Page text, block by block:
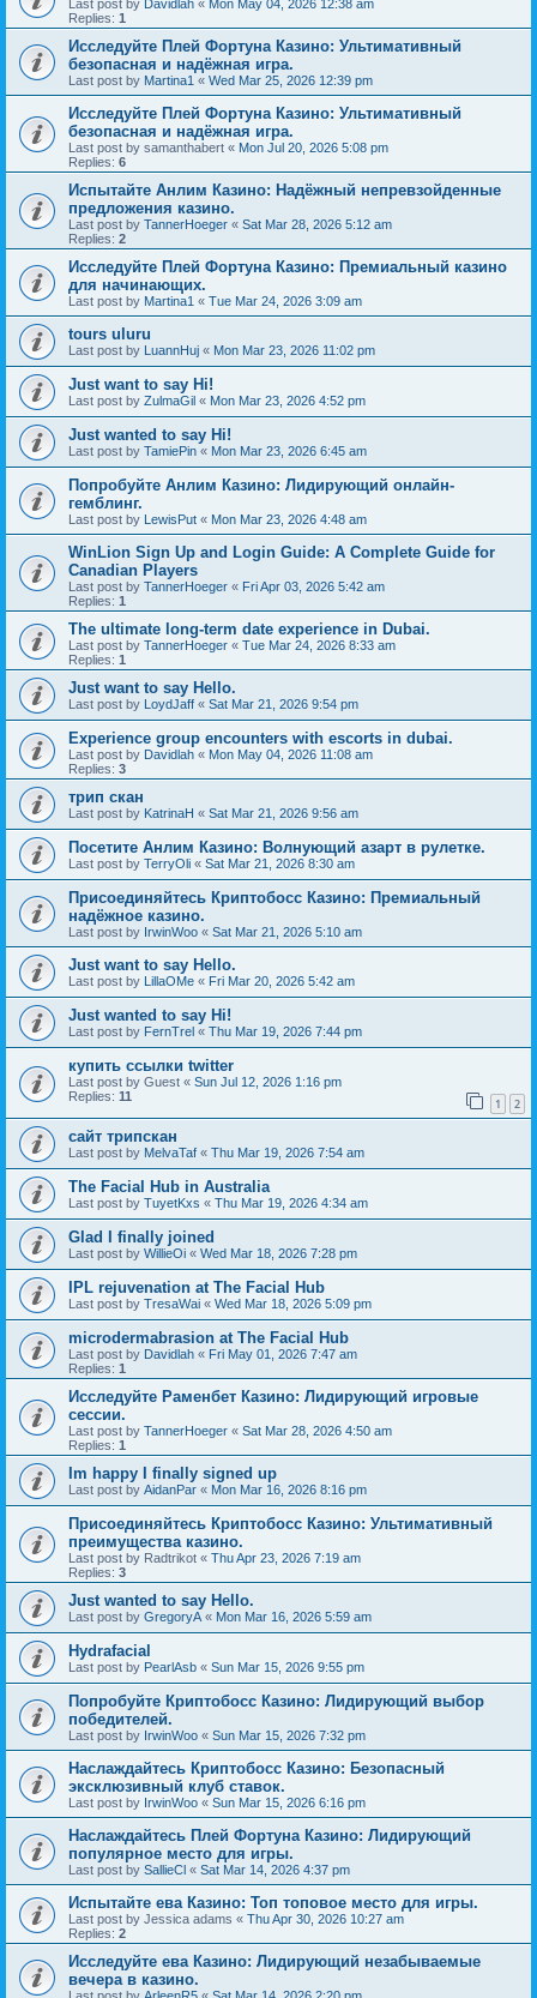
Last post by Davidlah « Mon May 04, 2026 12:38 am
Replies: 1
Исследуйте Плей Фортуна Казино: Ультимативный
безопасная и надёжная игра.
Last post by Martina1 « Wed Mar 25, 2026 12:39 pm
Исследуйте Плей Фортуна Казино: Ультимативный
безопасная и надёжная игра.
Last post by samanthabert « Mon Jul 20, 2026 5:08 pm
Replies: 6
Испытайте Анлим Казино: Надёжный непревзойденные
предложения казино.
Last post by TannerHoeger « Sat Mar 28, 2026 5:12 am
Replies: 2
Исследуйте Плей Фортуна Казино: Премиальный казино
для начинающих.
Last post by Martina1 « Tue Mar 24, 2026 3:09 am
tours uluru
Last post by LuannHuj « Mon Mar 23, 2026 11:02 pm
Just want to say Hi!
Last post by ZulmaGil « Mon Mar 23, 2026 4:52 pm
Just wanted to say Hi!
Last post by TamiePin « Mon Mar 23, 2026 6:45 am
Попробуйте Анлим Казино: Лидирующий онлайн-
гемблинг.
Last post by LewisPut « Mon Mar 23, 2026 4:48 am
WinLion Sign Up and Login Guide: A Complete Guide for
Canadian Players
Last post by TannerHoeger « Fri Apr 03, 2026 5:42 am
Replies: 1
The ultimate long-term date experience in Dubai.
Last post by TannerHoeger « Tue Mar 24, 2026 8:33 am
Replies: 1
Just want to say Hello.
Last post by LoydJaff « Sat Mar 21, 2026 9:54 pm
Experience group encounters with escorts in dubai.
Last post by Davidlah « Mon May 04, 2026 11:08 am
Replies: 3
трип скан
Last post by KatrinaH « Sat Mar 21, 2026 9:56 am
Посетите Анлим Казино: Волнующий азарт в рулетке.
Last post by TerryOli « Sat Mar 21, 2026 8:30 am
Присоединяйтесь Криптобосс Казино: Премиальный
надёжное казино.
Last post by IrwinWoo « Sat Mar 21, 2026 5:10 am
Just want to say Hello.
Last post by LillaOMe « Fri Mar 20, 2026 5:42 am
Just wanted to say Hi!
Last post by FernTrel « Thu Mar 19, 2026 7:44 pm
купить ссылки twitter
Last post by Guest « Sun Jul 12, 2026 1:16 pm
Replies: 11 1 2
сайт трипскан
Last post by MelvaTaf « Thu Mar 19, 2026 7:54 am
The Facial Hub in Australia
Last post by TuyetKxs « Thu Mar 19, 2026 4:34 am
Glad I finally joined
Last post by WillieOi « Wed Mar 18, 2026 7:28 pm
IPL rejuvenation at The Facial Hub
Last post by TresaWai « Wed Mar 18, 2026 5:09 pm
microdermabrasion at The Facial Hub
Last post by Davidlah « Fri May 01, 2026 7:47 am
Replies: 1
Исследуйте Раменбет Казино: Лидирующий игровые
сессии.
Last post by TannerHoeger « Sat Mar 28, 2026 4:50 am
Replies: 1
Im happy I finally signed up
Last post by AidanPar « Mon Mar 16, 2026 8:16 pm
Присоединяйтесь Криптобосс Казино: Ультимативный
преимущества казино.
Last post by Radtrikot « Thu Apr 23, 2026 7:19 am
Replies: 3
Just wanted to say Hello.
Last post by GregoryA « Mon Mar 16, 2026 5:59 am
Hydrafacial
Last post by PearlAsb « Sun Mar 15, 2026 9:55 pm
Попробуйте Криптобосс Казино: Лидирующий выбор
победителей.
Last post by IrwinWoo « Sun Mar 15, 2026 7:32 pm
Наслаждайтесь Криптобосс Казино: Безопасный
эксклюзивный клуб ставок.
Last post by IrwinWoo « Sun Mar 15, 2026 6:16 pm
Наслаждайтесь Плей Фортуна Казино: Лидирующий
популярное место для игры.
Last post by SallieCl « Sat Mar 14, 2026 4:37 pm
Испытайте ева Казино: Топ топовое место для игры.
Last post by Jessica adams « Thu Apr 30, 2026 10:27 am
Replies: 2
Исследуйте ева Казино: Лидирующий незабываемые
вечера в казино.